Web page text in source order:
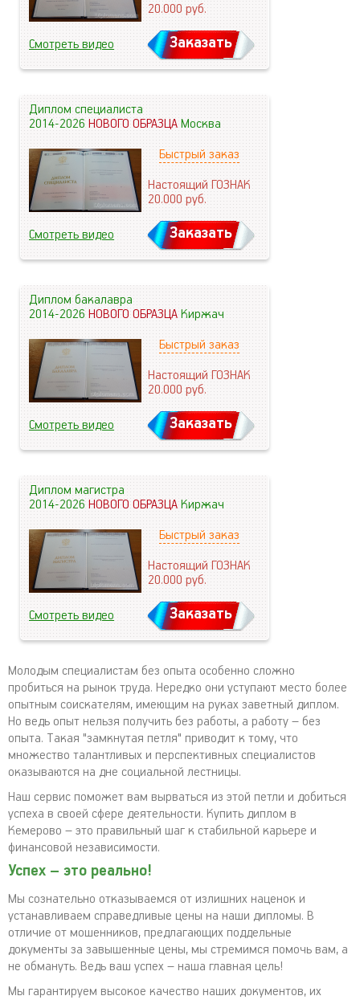
20.000руб.
Смотреть видео Заказать
Диплом специалиста
2014-2026НОВОГО ОБРАЗЦАМосква
Быстрый заказ
Настоящий ГОЗНАК
20.000руб.
Смотреть видео Заказать
Диплом бакалавра
2014-2026НОВОГО ОБРАЗЦАКиржач
Быстрый заказ
Настоящий ГОЗНАК
20.000руб.
Смотреть видео Заказать
Диплом магистра
2014-2026НОВОГО ОБРАЗЦАКиржач
Быстрый заказ
Настоящий ГОЗНАК
20.000руб.
Смотреть видео Заказать
Молодым специалистам без опыта особенно сложно
пробиться на рынок труда. Нередко они уступают место более
опытным соискателям, имеющим на руках заветный диплом.
Но ведь опыт нельзя получить без работы, а работу – без
опыта. Такая "замкнутая петля" приводит к тому, что
множество талантливых и перспективных специалистов
оказываются на дне социальной лестницы.
Наш сервис поможет вам вырваться из этой петли и добиться
успеха в своей сфере деятельности. Купить диплом в
Кемерово – это правильный шаг к стабильной карьере и
финансовой независимости.
Успех – это реально!
Мы сознательно отказываемся от излишних наценок и
устанавливаем справедливые цены на наши дипломы. В
отличие от мошенников, предлагающих поддельные
документы за завышенные цены, мы стремимся помочь вам, а
не обмануть. Ведь ваш успех – наша главная цель!
Мы гарантируем высокое качество наших документов, их